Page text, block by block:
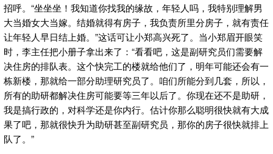
招呼。“坐坐坐！我知道你找我的缘故，年轻人吗，我特别理解男
大当婚女大当嫁。结婚就得有房子，我负责所里分房子，就有责任
让年轻人早日结上婚。”这话可让小郑高兴死了。当小郑眉开眼笑
时，李主任把小册子拿出来了：“看看吧，这是副研究员们需要解
决住房的排队表。这个快完工的楼就给他们了，明年可能还会有一
栋新楼，那就给一部分助理研究员了。咱们所能分到几套，所以，
所有的助研都解决住房可能要等三年以后了。你现在还不是助研，
我是搞行政的，对科学还是你内行。估计你那么聪明很快就有大成
果了吧，那就很快升为助研甚至副研究员，那你的房子很快就排上
队了。”